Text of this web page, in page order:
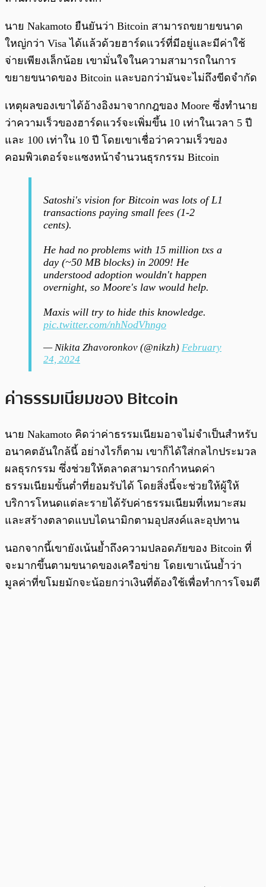
นาย Nakamoto ยืนยันว่า Bitcoin สามารถขยายขนาด
ใหญ่กว่า Visa ได้แล้วด้วยฮาร์ดแวร์ที่มีอยู่และมีค่าใช้
จ่ายเพียงเล็กน้อย เขามั่นใจในความสามารถในการ
ขยายขนาดของ Bitcoin และบอกว่ามันจะไม่ถึงขีดจำกัด
เหตุผลของเขาได้อ้างอิงมาจากกฎของ Moore ซึ่งทำนาย
ว่าความเร็วของฮาร์ดแวร์จะเพิ่มขึ้น 10 เท่าในเวลา 5 ปี
และ 100 เท่าใน 10 ปี โดยเขาเชื่อว่าความเร็วของ
คอมพิวเตอร์จะแซงหน้าจำนวนธุรกรรม Bitcoin
Satoshi's vision for Bitcoin was lots of L1
transactions paying small fees (1-2
cents).
He had no problems with 15 million txs a
day (~50 MB blocks) in 2009! He
understood adoption wouldn't happen
overnight, so Moore's law would help.
Maxis will try to hide this knowledge.
pic.twitter.com/nhNodVhngo
— Nikita Zhavoronkov (@nikzh) February
24, 2024
ค่าธรรมเนียมของ Bitcoin
นาย Nakamoto คิดว่าค่าธรรมเนียมอาจไม่จำเป็นสำหรับ
อนาคตอันใกล้นี้ อย่างไรก็ตาม เขาก็ได้ใส่กลไกประมวล
ผลธุรกรรม ซึ่งช่วยให้ตลาดสามารถกำหนดค่า
ธรรมเนียมขั้นต่ำที่ยอมรับได้ โดยสิ่งนี้จะช่วยให้ผู้ให้
บริการโหนดแต่ละรายได้รับค่าธรรมเนียมที่เหมาะสม
และสร้างตลาดแบบไดนามิกตามอุปสงค์และอุปทาน
นอกจากนี้เขายังเน้นย้ำถึงความปลอดภัยของ Bitcoin ที่
จะมากขึ้นตามขนาดของเครือข่าย โดยเขาเน้นย้ำว่า
มูลค่าที่ขโมยมักจะน้อยกว่าเงินที่ต้องใช้เพื่อทำการโจมตี